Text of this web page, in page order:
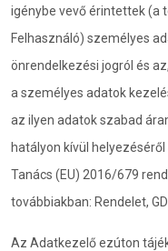
igénybe vevő érintettek (a
Felhasználó) személyes
önrendelkezési jogról és
a személyes adatok
az ilyen adatok szabad
hatályon kívül
Tanács (EU) 2016/679
továbbiakban: Rendelet,
Az Adatkezelő ezúton